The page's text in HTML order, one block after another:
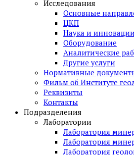
Исследования
Основные
ЦКП
Наука и инновации
Оборудование
Аналитические
Другие услуги
Нормативные
Фильм об Институте
Реквизиты
Контакты
Подразделения
Лаборатории
Лаборатория
Лаборатория
Лаборатория